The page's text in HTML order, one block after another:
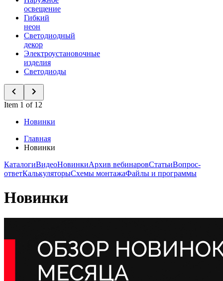
освещение
Гибкий
неон
Светодиодный
декор
Электроустановочные
изделия
Светодиоды
Item 1 of 12
Новинки
Главная
Новинки
КаталогиВидеоНовинкиАрхив вебинаровСтатьиВопрос-
ответКалькуляторыСхемы монтажаФайлы и программы
Новинки